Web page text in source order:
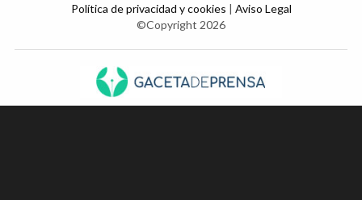
Política de privacidad y cookies | Aviso Legal
©Copyright 2026